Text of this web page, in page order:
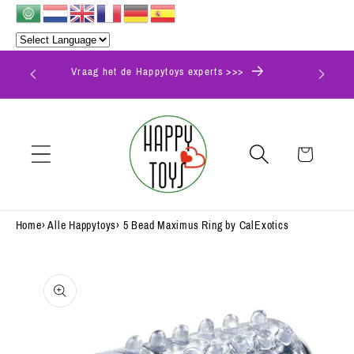
Meteen
naar de
content
Vraag het de Happytoys experts >>>
Winkelwagen
Home› Alle Happytoys› 5 Bead Maximus Ring by CalExotics
Ga direct naar
productinformatie